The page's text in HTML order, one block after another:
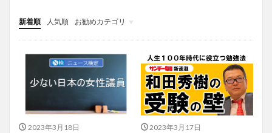
新着順 人気順
お勧めカテゴリ
投稿
学び
マンガ
電子書籍
2023年3月18日 2023年3月17日